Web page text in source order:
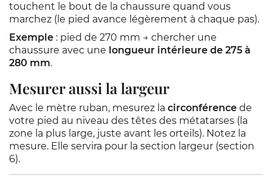
touchent le bout de la chaussure quand vous
marchez (le pied avance légèrement à chaque pas).
Exemple : pied de 270 mm → chercher une
chaussure avec une longueur intérieure de 275 à
280 mm.
Mesurer aussi la largeur
Avec le mètre ruban, mesurez la circonférence de
votre pied au niveau des têtes des métatarses (la
zone la plus large, juste avant les orteils). Notez la
mesure. Elle servira pour la section largeur (section
6).